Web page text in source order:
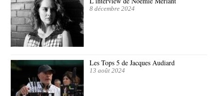
8 décembre 2024
Les Tops 5 de Jacques Audiard
13 août 2024